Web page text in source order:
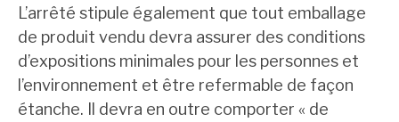
L’arrêté stipule également que tout emballage
de produit vendu devra assurer des conditions
d’expositions minimales pour les personnes et
l’environnement et être refermable de façon
étanche. Il devra en outre comporter « de